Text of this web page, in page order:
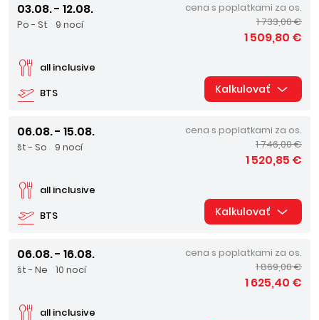
03.08. - 12.08.
Po - St 9 nocí
BTS
all inclusive
cena s poplatkami za os.
1 733,00 €
1 509,80 €
Kalkulovať
06.08. - 15.08.
št - So 9 nocí
BTS
all inclusive
cena s poplatkami za os.
1 746,00 €
1 520,85 €
Kalkulovať
06.08. - 16.08.
št - Ne 10 nocí
all inclusive
cena s poplatkami za os.
1 869,00 €
1 625,40 €